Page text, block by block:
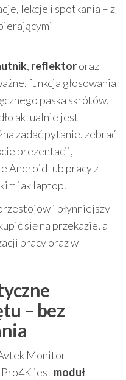
lekcje i spotkania – z
, reflektororaz
funkcja głosowania
paska skrótów,
aktualnie jest
zadać pytanie, zebrać
prezentacji,
Android lub pracy z
jak laptop.
i płynniejszy
się na przekazie, a
pracy oraz w
– bez
Monitor
jest moduł